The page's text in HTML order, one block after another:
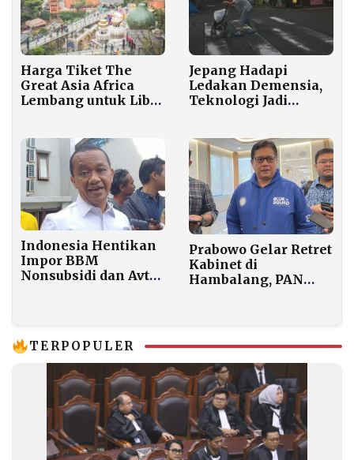
Harga Tiket The
Great Asia Africa
Lembang untuk Libur
Negara
Jepang Hadapi
Ledakan Demensia,
Teknologi Jadi
Indonesia Hentikan
Impor BBM
Nonsubsidi dan Avtur
Prabowo Gelar Retret
Kabinet di
Hambalang, PAN
TERPOPULER